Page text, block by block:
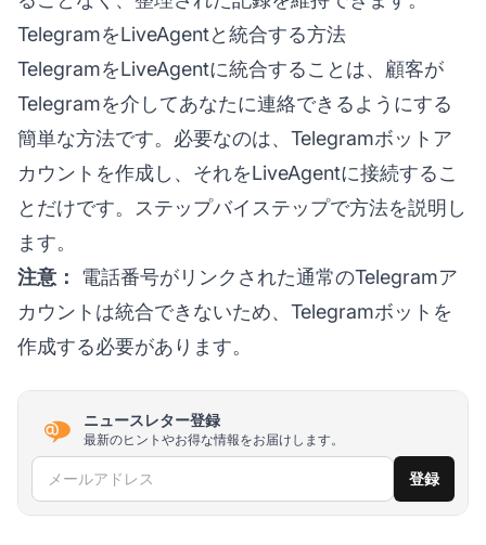
TelegramをLiveAgentと統合する方法
TelegramをLiveAgentに統合することは、顧客が
Telegramを介してあなたに連絡できるようにする
簡単な方法です。必要なのは、Telegramボットア
カウントを作成し、それをLiveAgentに接続するこ
とだけです。ステップバイステップで方法を説明し
ます。
注意：
電話番号がリンクされた通常のTelegramア
カウントは統合できないため、Telegramボットを
作成する必要があります。
ニュースレター登録
最新のヒントやお得な情報をお届けします。
メールアドレス 登録